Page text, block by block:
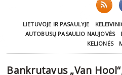
LIETUVOJE IR PASAULYJE
AUTOBUSŲ PASAULIO NAUJOVĖS
KELIONĖS
Bankrutavus „Van